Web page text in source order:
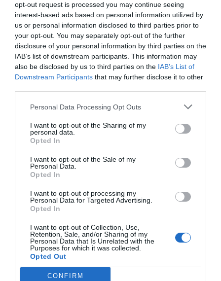
opt-out request is processed you may continue seeing
interest-based ads based on personal information utilized by
us or personal information disclosed to third parties prior to
your opt-out. You may separately opt-out of the further
disclosure of your personal information by third parties on the
IAB’s list of downstream participants. This information may
also be disclosed by us to third parties on the IAB’s List of
Downstream Participants that may further disclose it to other
Personal Data Processing Opt Outs
I want to opt-out of the Sharing of my
personal data.
Opted In
I want to opt-out of the Sale of my
Personal Data.
Opted In
I want to opt-out of processing my
Personal Data for Targeted Advertising.
Opted In
I want to opt-out of Collection, Use,
Retention, Sale, and/or Sharing of my
Personal Data that Is Unrelated with the
Purposes for which it was collected.
Opted Out
CONFIRM
dudas/consultas que hayan ido surgiendo durante el
estudio”.
España, líder europeo
Con 16 Farmacéuticos Especialistas certificados en
Infecciosas por el BPS, la Farmacia Hospitalaria Española
encabeza el ranking Europeo y se sitúa 5ª a nivel
mundial en una clasificación que lidera Estados Unidos.
¿Qué es el BPS?
Board of Pharmacy Specialtieses una agencia
estadounidense creada en el seno de la
necesidad de responder a los cambios que empezaban a
gestarse en la atención sanitaria y en farmacia
especialización farmacéutica. De esta forma se
establecieron una serie de certificados que reconocen
distintas especialidades farmacéuticas, cada una con
unos estándares de certificación y recertificación que
pueden ser conseguidos por farmacéuticos cualificados.
Estos certificados ofrecen la oportunidad de seguir un
programa formativo de alto rigor y calidad y con una